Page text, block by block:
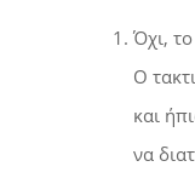
Όχι,
Ο
και
να